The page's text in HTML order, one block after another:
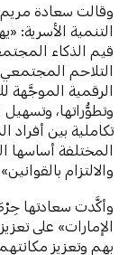
وقالت سعادة
التنمية الأسرية:
قيم الذكاء
التلاحم
الرقمية الموجَّهة
وتطوُّراتها، وتسهيل
تكاملية بين
المختلفة أساسها
والالتزام بالقوانين».
وأكَّدت سعادتها
الإمارات» على
بهم وتعزيز